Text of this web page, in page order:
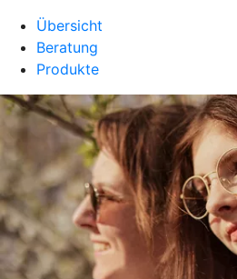
Übersicht
Beratung
Produkte